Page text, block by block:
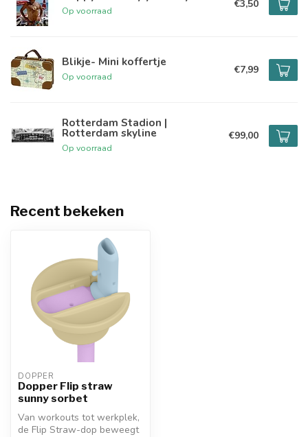
Op voorraad
€3,50
Blikje- Mini koffertje
Op voorraad
€7,99
Rotterdam Stadion |
Rotterdam skyline
Op voorraad
€99,00
Recent bekeken
DOPPER
Dopper Flip straw
sunny sorbet
Van workouts tot werkplek,
de Flip Straw-dop beweegt